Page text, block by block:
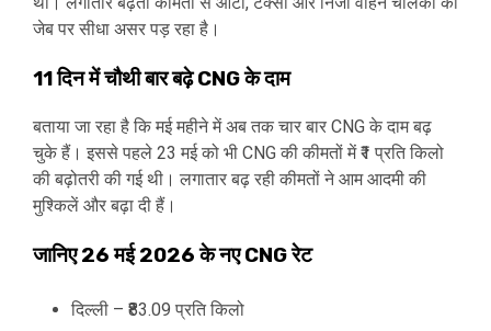
जेब पर सीधा असर पड़ रहा है।
11 दिन में चौथी बार बढ़े CNG के दाम
बताया जा रहा है कि मई महीने में अब तक चार बार CNG के दाम बढ़
चुके हैं। इससे पहले 23 मई को भी CNG की कीमतों में ₹1 प्रति किलो
की बढ़ोतरी की गई थी। लगातार बढ़ रही कीमतों ने आम आदमी की
मुश्किलें और बढ़ा दी हैं।
जानिए 26 मई 2026 के नए CNG रेट
दिल्ली – ₹83.09 प्रति किलो